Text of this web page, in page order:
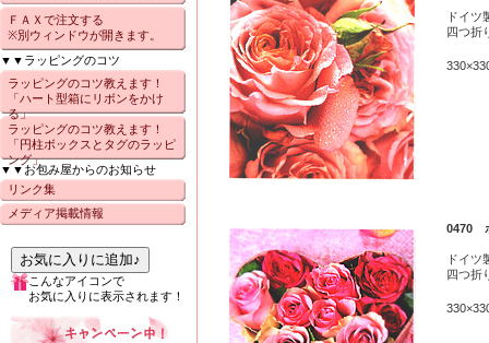
ＦＡＸで注文する
※別ウィンドウが開きます。
▼▼ラッピングのコツ
ラッピングのコツ教えます！
「ハート型箱にリボンをかけ
る」
ラッピングのコツ教えます！
「円柱ボックスとタグのラッピ
ング」
▼▼お包み屋からのお知らせ
リンク集
メディア掲載情報
お気に入りに追加♪
こんなアイコンで
お気に入りに表示されます！
ドイ
四つ折
0470
ドイ
四つ折